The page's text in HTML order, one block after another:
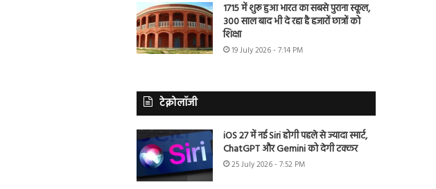
1715 में शुरू हुआ भारत का सबसे पुराना स्कूल,
300 साल बाद भी दे रहा है हजारों छात्रों को
शिक्षा
19 July 2026 - 7:14 PM
टेक्नोलॉजी
iOS 27 में नई Siri होगी पहले से ज्यादा स्मार्ट,
ChatGPT और Gemini को देगी टक्कर
25 July 2026 - 7:52 PM